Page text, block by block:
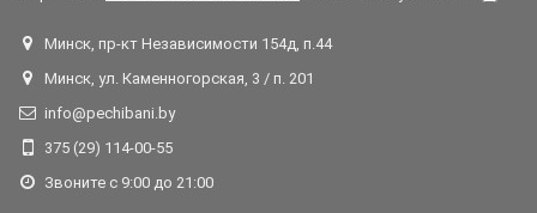
Минск, пр-кт Независимости 154д, п.44
Минск, ул. Каменногорская, 3 / п. 201
info@pechibani.by
375 (29) 114-00-55
Звоните с 9:00 до 21:00